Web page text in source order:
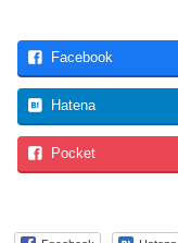
Facebook
Hatena
Pocket